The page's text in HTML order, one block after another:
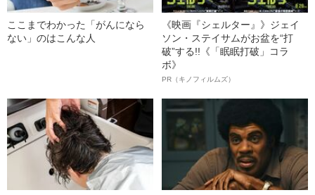
ここまでわかった「がんになら
ない」のはこんな人
《映画『シェルター』》ジェイ
ソン・ステイサムがお盆を“打
破”する!!《「眠眠打破」コラ
ボ》
PR（キノフィルムズ）